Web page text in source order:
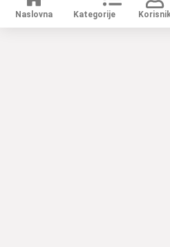
Naslovna Kategorije